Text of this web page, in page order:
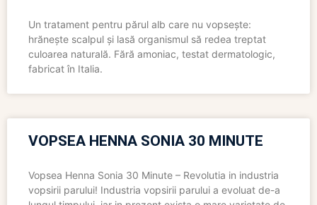
Un tratament pentru părul alb care nu vopsește:
hrănește scalpul și lasă organismul să redea treptat
culoarea naturală. Fără amoniac, testat dermatologic,
fabricat în Italia.
VOPSEA HENNA SONIA 30 MINUTE
Vopsea Henna Sonia 30 Minute – Revolutia in industria
vopsirii parului! Industria vopsirii parului a evoluat de-a